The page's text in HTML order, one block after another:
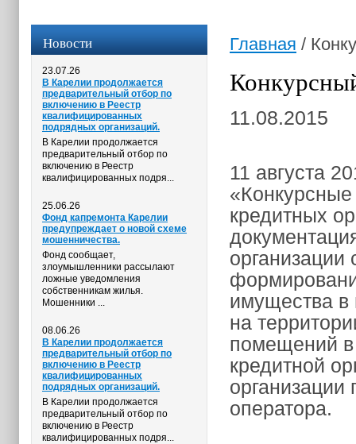
Новости
23.07.26
В Карелии продолжается
предварительный отбор по
включению в Реестр
квалифицированных
подрядных организаций.
В Карелии продолжается
предварительный отбор по
включению в Реестр
квалифицированных подря...
25.06.26
Фонд капремонта Карелии
предупреждает о новой схеме
мошенничества.
Фонд сообщает,
злоумышленники рассылают
ложные уведомления
собственникам жилья.
Мошенники ...
08.06.26
В Карелии продолжается
предварительный отбор по
включению в Реестр
квалифицированных
подрядных организаций.
В Карелии продолжается
предварительный отбор по
включению в Реестр
квалифицированных подря...
Главная /
11.08.2015
11 августа
кредитных
имущества в
на
помещений
кредитной
организации
оператора.